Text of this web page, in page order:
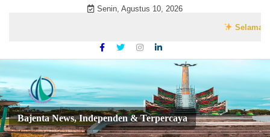
Senin, Agustus 10, 2026
Selamat
Bajenta News, Independen & Terpercaya